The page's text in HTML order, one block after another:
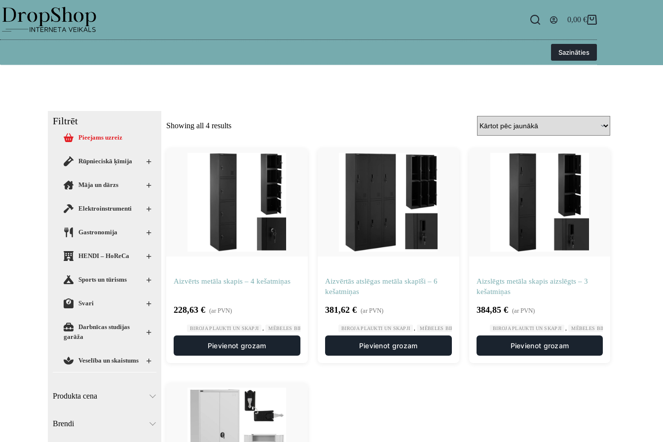
0,00 €
Sazināties
Filtrēt
Pieejams uzreiz
+
Rūpnieciskā ķīmija
+
Māja un dārzs
+
Elektroinstrumenti
+
Gastronomija
+
HENDI – HoReCa
+
Sports un tūrisms
+
Svari
+
Darbnīcas studijas
garāža
+
Veselība un skaistums
Produkta cena
Brendi
Showing all 4 results
Aizvērts metāla skapis – 4 kešatmiņas
228,63 € (ar PVN)
BIROJA PLAUKTI UN SKAPJI MĒBELES BIROJAM VESELĪBA UN SKAISTUMS
Pievienot grozam
Aizvērtās atslēgas metāla skapīši – 6
kešatmiņas
381,62 € (ar PVN)
BIROJA PLAUKTI UN SKAPJI MĒBELES BIROJAM VESELĪBA UN SKAISTUMS
Pievienot grozam
Aizslēgts metāla skapis aizslēgts – 3
kešatmiņas
384,85 € (ar PVN)
BIROJA PLAUKTI UN SKAPJI MĒBELES BIROJAM
Pievienot grozam